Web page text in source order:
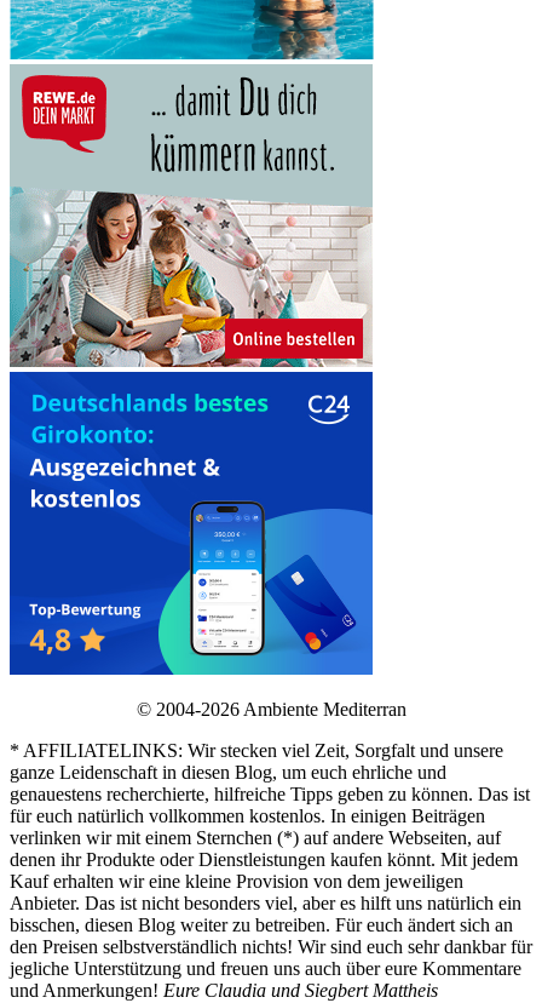
© 2004-2026 Ambiente Mediterran
* AFFILIATELINKS: Wir stecken viel Zeit, Sorgfalt und unsere
ganze Leidenschaft in diesen Blog, um euch ehrliche und
genauestens recherchierte, hilfreiche Tipps geben zu können. Das ist
für euch natürlich vollkommen kostenlos. In einigen Beiträgen
verlinken wir mit einem Sternchen (*) auf andere Webseiten, auf
denen ihr Produkte oder Dienstleistungen kaufen könnt. Mit jedem
Kauf erhalten wir eine kleine Provision von dem jeweiligen
Anbieter. Das ist nicht besonders viel, aber es hilft uns natürlich ein
bisschen, diesen Blog weiter zu betreiben. Für euch ändert sich an
den Preisen selbstverständlich nichts! Wir sind euch sehr dankbar für
jegliche Unterstützung und freuen uns auch über eure Kommentare
und Anmerkungen! Eure Claudia und Siegbert Mattheis